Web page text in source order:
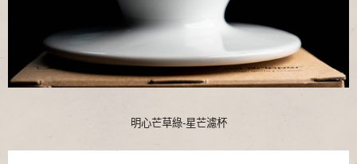
明心芒草綠-星芒濾杯